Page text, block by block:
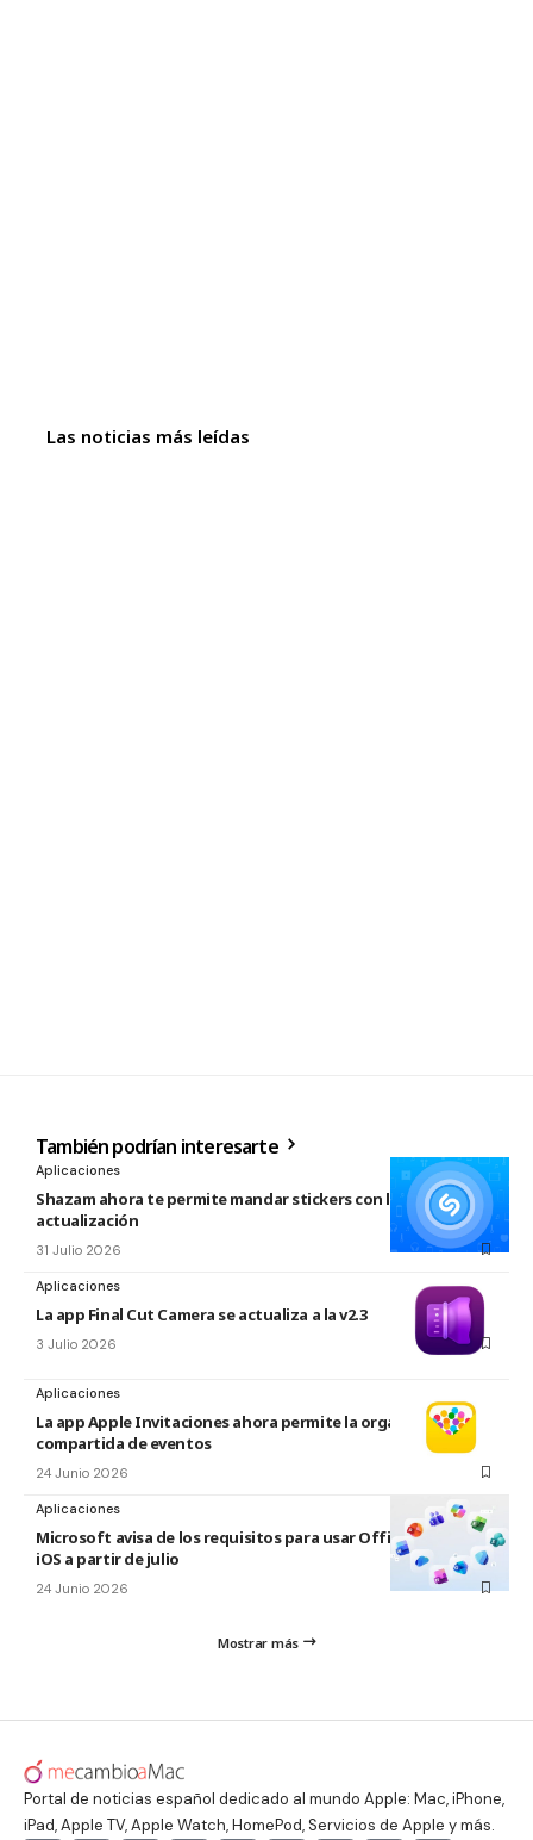
Las noticias más leídas
También podrían interesarte
Aplicaciones
Shazam ahora te permite mandar stickers con la nueva
actualización
31 Julio 2026
Aplicaciones
La app Final Cut Camera se actualiza a la v2.3
3 Julio 2026
Aplicaciones
La app Apple Invitaciones ahora permite la organización
compartida de eventos
24 Junio 2026
Aplicaciones
Microsoft avisa de los requisitos para usar Office en macOS y
iOS a partir de julio
24 Junio 2026
Mostrar más
Portal de noticias español dedicado al mundo Apple: Mac, iPhone,
iPad, Apple TV, Apple Watch, HomePod, Servicios de Apple y más.